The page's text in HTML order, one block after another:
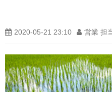
2020-05-21 23:10 営業 担